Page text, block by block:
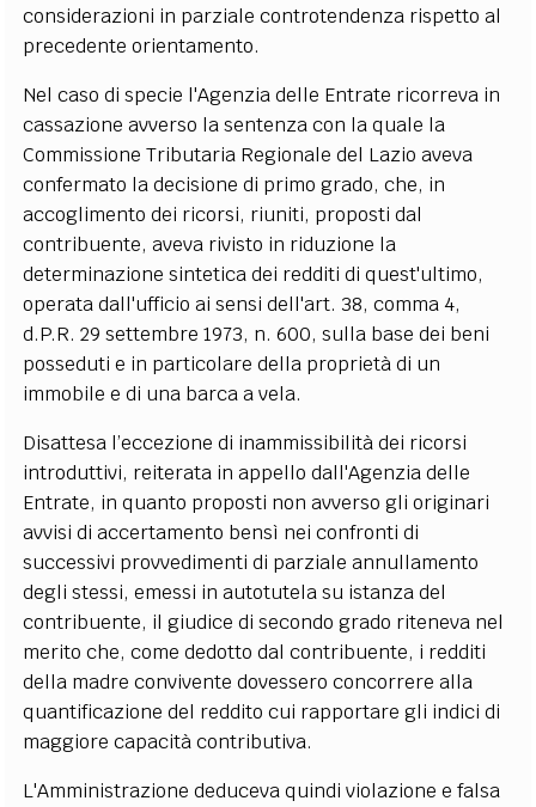
considerazioni in parziale controtendenza rispetto al
precedente orientamento.
Nel caso di specie l'Agenzia delle Entrate ricorreva in
cassazione avverso la sentenza con la quale la
Commissione Tributaria Regionale del Lazio aveva
confermato la decisione di primo grado, che, in
accoglimento dei ricorsi, riuniti, proposti dal
contribuente, aveva rivisto in riduzione la
determinazione sintetica dei redditi di quest'ultimo,
operata dall'ufficio ai sensi dell'art. 38, comma 4,
d.P.R. 29 settembre 1973, n. 600, sulla base dei beni
posseduti e in particolare della proprietà di un
immobile e di una barca a vela.
Disattesa l’eccezione di inammissibilità dei ricorsi
introduttivi, reiterata in appello dall'Agenzia delle
Entrate, in quanto proposti non avverso gli originari
avvisi di accertamento bensì nei confronti di
successivi provvedimenti di parziale annullamento
degli stessi, emessi in autotutela su istanza del
contribuente, il giudice di secondo grado riteneva nel
merito che, come dedotto dal contribuente, i redditi
della madre convivente dovessero concorrere alla
quantificazione del reddito cui rapportare gli indici di
maggiore capacità contributiva.
L'Amministrazione deduceva quindi violazione e falsa